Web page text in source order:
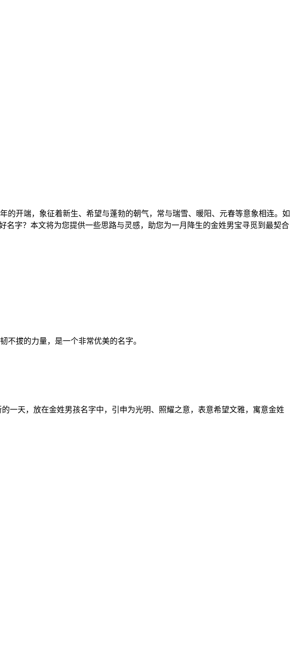
的开端，象征着新生、希望与蓬勃的朝气，常与瑞雪、暖阳、元春等意象相连。如
字？本文将为您提供一些思路与灵感，助您为一月降生的金姓男宝寻觅到最契合
不拔的力量，是一个非常优美的名字。
一天，放在金姓男孩名字中，引申为光明、照耀之意，表意希望文雅，寓意金姓